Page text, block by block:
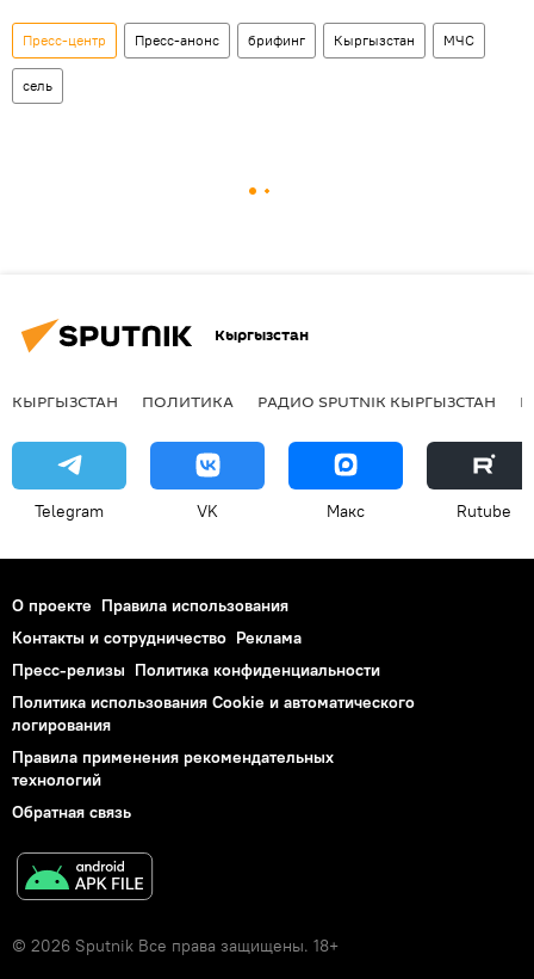
Пресс-центр Пресс-анонс брифинг Кыргызстан МЧС
сель
Кыргызстан
КЫРГЫЗСТАН ПОЛИТИКА РАДИО SPUTNIK КЫРГЫЗСТАН
Telegram VK Макс Rutube
О проекте Правила использования
Контакты и сотрудничество Реклама
Пресс-релизы Политика конфиденциальности
Политика использования Cookie и автоматического
логирования
Правила применения рекомендательных
технологий
Обратная связь
© 2026 Sputnik Все права защищены. 18+